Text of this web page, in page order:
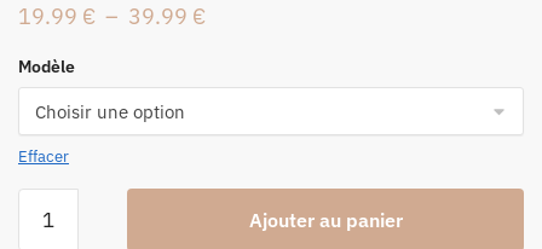
19.99 € – 39.99 €
Modèle
Effacer
Ajouter au panier